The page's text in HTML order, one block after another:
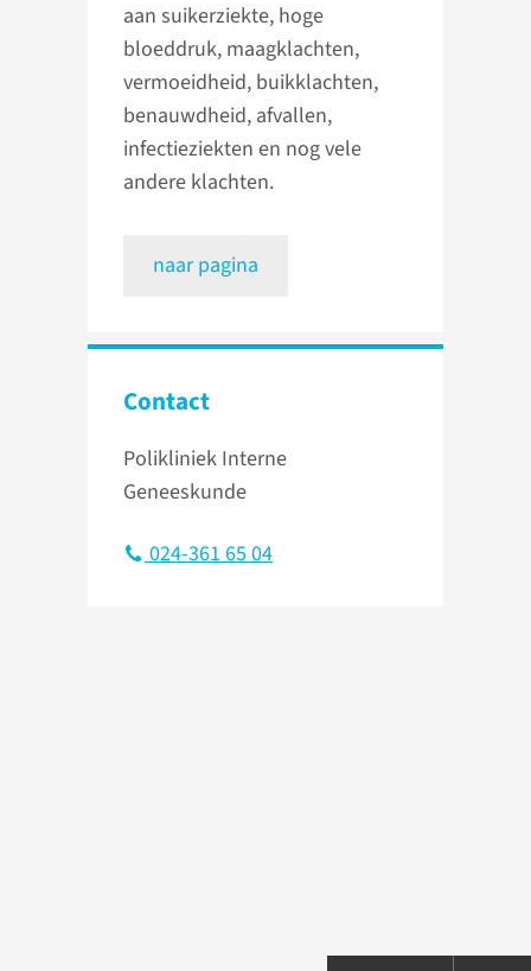
aan suikerziekte, hoge
bloeddruk, maagklachten,
vermoeidheid, buikklachten,
benauwdheid, afvallen,
infectieziekten en nog vele
andere klachten.
naar pagina
Contact
Polikliniek Interne
Geneeskunde
024-361 65 04